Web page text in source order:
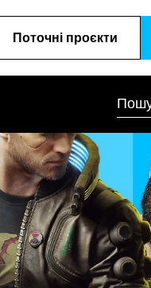
Поточні проєкти